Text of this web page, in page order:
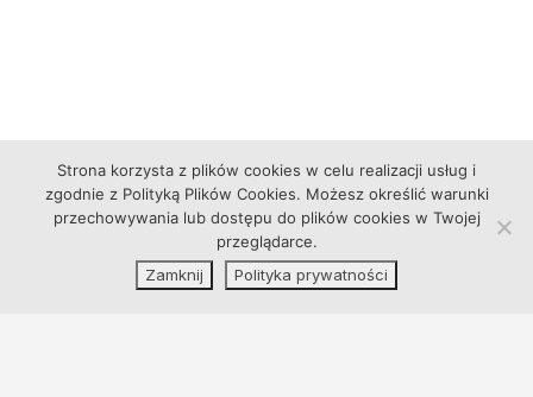
Strona korzysta z plików cookies w celu realizacji usług i
zgodnie z Polityką Plików Cookies. Możesz określić warunki
przechowywania lub dostępu do plików cookies w Twojej
przeglądarce.
Zamknij
Polityka prywatności